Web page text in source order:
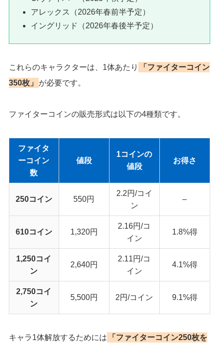
アレックス（2026年春前半予定）
イングリッド（2026年春後半予定）
これらのキャラクターは、1体あたり
「ファイターコイン
350枚」
が必要です。
ファイターコインの販売形式は以下の4種類です。
ファイタ
ーコイン
数
値段
1コインの
値段
お得さ
250コイン 550円
2.2円/コイ
ン
–
610コイン 1,320円
2.16円/コ
イン
1.8%得
1,250コイ
ン
2,640円
2.11円/コ
イン
4.1%得
2,750コイ
ン
5,500円 2円/コイン 9.1%得
キャラ1体解放するためには
「ファイターコイン250枚を